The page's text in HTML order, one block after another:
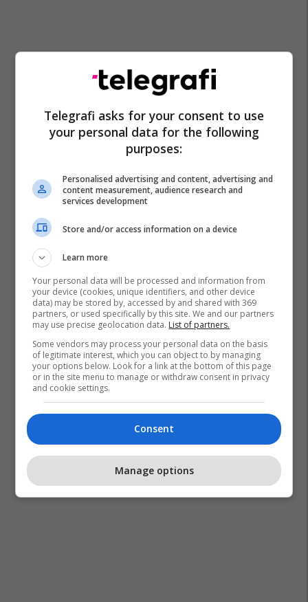
Telegrafi asks for your consent to use
your personal data for the following
purposes:
Personalised advertising and content, advertising and
content measurement, audience research and
services development
Store and/or access information on a device
Learn more
Your personal data will be processed and information from
your device (cookies, unique identifiers, and other device
data) may be stored by, accessed by and shared with 369
partners, or used specifically by this site. We and our partners
may use precise geolocation data. List of partners.
Some vendors may process your personal data on the basis
of legitimate interest, which you can object to by managing
your options below. Look for a link at the bottom of this page
or in the site menu to manage or withdraw consent in privacy
and cookie settings.
Consent
Manage options